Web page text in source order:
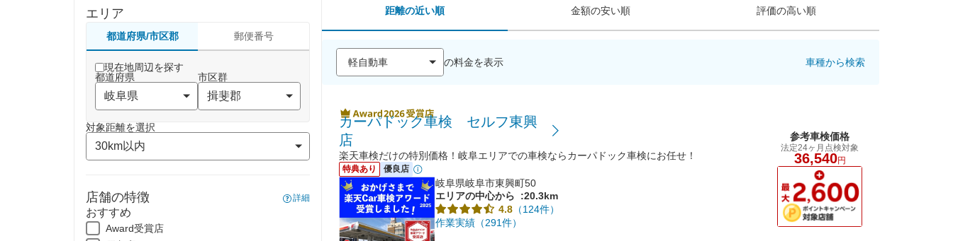
エリア
都道府県/市区郡 郵便番号
現在地周辺を探す
都道府県
市区群
対象距離を選択
店舗の特徴 詳細
おすすめ
Award受賞店
距離の近い順 金額の安い順 評価の高い順
の料金を表示 車種から検索
カーパドック車検 セルフ東興
店
楽天車検だけの特別価格！岐阜エリアでの車検ならカーパドック車検にお任せ！
特典あり 優良店
岐阜県岐阜市東興町50
エリアの中心から
:20.3km
4.8 （124件）
作業実績（291件）
参考車検価格
法定24ヶ月点検対象
36,540円